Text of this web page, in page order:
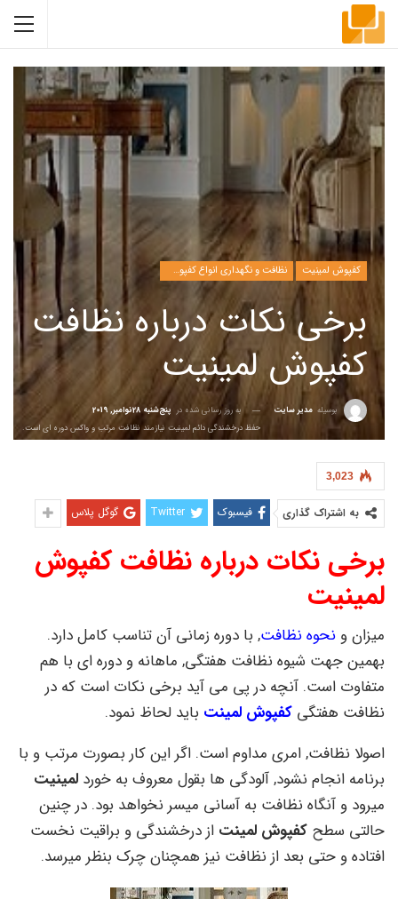
کفپوش لمینیت نظافت و نگهداری انواع کفپوش لمینیت
برخی نکات درباره نظافت
کفپوش لمینیت
بوسیله مدیر سایت به روز رسانی شده در پنج‌شنبه 28نوامبر, 2019
حفظ درخشندگی دائم لمینیت نیازمند نظافت مرتب و واکس دوره ای است.
3,023
به اشتراک گذاری فیسبوک Twitter گوگل پلاس
برخی نکات درباره نظافت کفپوش
لمینیت
میزان و نحوه نظافت, با دوره زمانی آن تناسب کامل دارد.
بهمین جهت شیوه نظافت هفتگی, ماهانه و دوره ای با هم
متفاوت است. آنچه در پی می آید برخی نکات است که در
نظافت هفتگی کفپوش لمینت باید لحاظ نمود.
اصولا نظافت, امری مداوم است. اگر این کار بصورت مرتب و با
برنامه انجام نشود, آلودگی ها بقول معروف به خورد لمینیت
میرود و آنگاه نظافت به آسانی میسر نخواهد بود. در چنین
حالتی سطح کفپوش لمینت از درخشندگی و براقیت نخست
افتاده و حتی بعد از نظافت نیز همچنان چرک بنظر میرسد.